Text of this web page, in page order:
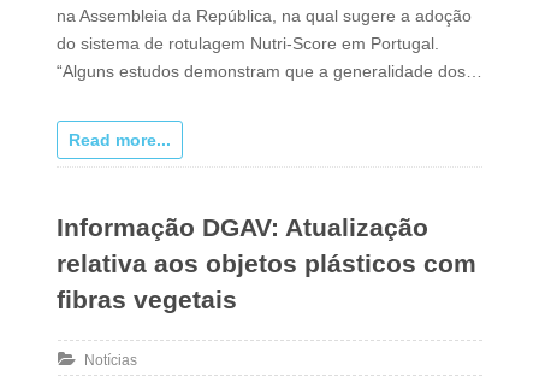
na Assembleia da República, na qual sugere a adoção
do sistema de rotulagem Nutri-Score em Portugal.
“Alguns estudos demonstram que a generalidade dos…
Read more...
Informação DGAV: Atualização
relativa aos objetos plásticos com
fibras vegetais
Notícias